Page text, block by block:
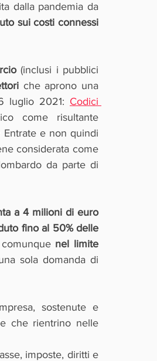
dalla pandemia da
sui costi connessi
(inclusi i pubblici
che aprono una
luglio 2021: Codici
come risultante
e non quindi
considerata come
da parte di
ammonta a 4 milioni di euro
fino al 50% delle
nel limite
sola domanda di
sostenute e
che rientrino nelle
imposte, diritti e